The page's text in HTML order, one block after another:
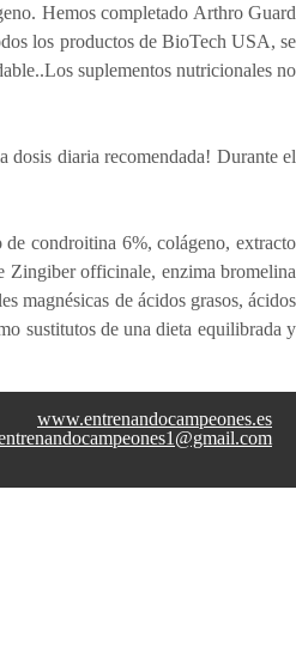
Hemos completado Arthro Guard
los productos de BioTech USA, se
suplementos nutricionales no
dosis diaria recomendada! Durante el
condroitina 6%, colágeno, extracto
Zingiber officinale, enzima bromelina
magnésicas de ácidos grasos, ácidos
sustitutos de una dieta equilibrada y
www.entrenandocampeones.es